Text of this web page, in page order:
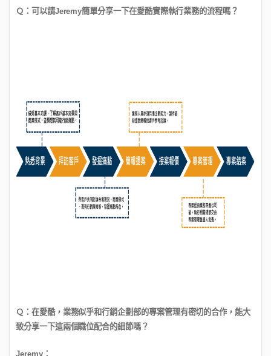
Ｑ：可以請Jeremy簡單分享一下在愛酷實際執行業務的流程嗎？
Ｑ：在愛酷，業務似乎和行銷企劃部的專案管理有密切的合作，能大
致分享一下這兩個職位配合的細節嗎？
Jeremy：